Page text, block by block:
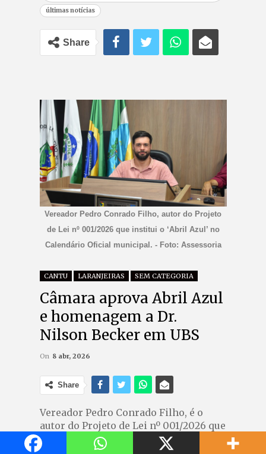
últimas notícias
Share
Vereador Pedro Conrado Filho, autor do Projeto
de Lei nº 001/2026 que institui o ‘Abril Azul’ no
Calendário Oficial municipal. - Foto: Assessoria
CANTU LARANJEIRAS SEM CATEGORIA
Câmara aprova Abril Azul
e homenagem a Dr.
Nilson Becker em UBS
On 8 abr, 2026
Share
Vereador Pedro Conrado Filho, é o
autor do Projeto de Lei nº 001/2026 que
institui o ‘Abril Azul’ no Calendário